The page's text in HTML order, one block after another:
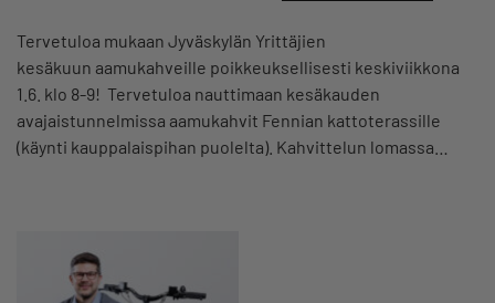
Tervetuloa mukaan Jyväskylän Yrittäjien
kesäkuun aamukahveille poikkeuksellisesti keskiviikkona
1.6. klo 8-9! Tervetuloa nauttimaan kesäkauden
avajaistunnelmissa aamukahvit Fennian kattoterassille
(käynti kauppalaispihan puolelta). Kahvittelun lomassa…